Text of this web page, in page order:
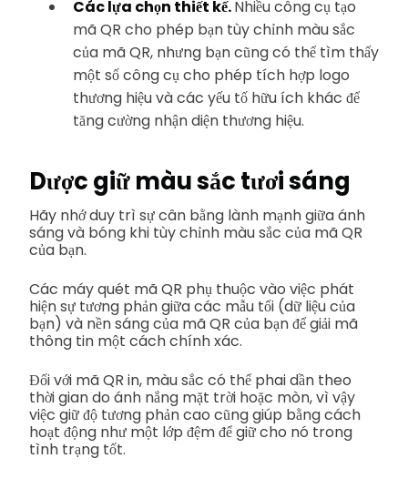
Các lựa chọn thiết kế.Nhiều công cụ tạo
mã QR cho phép bạn tùy chỉnh màu sắc
của mã QR, nhưng bạn cũng có thể tìm thấy
một số công cụ cho phép tích hợp logo
thương hiệu và các yếu tố hữu ích khác để
tăng cường nhận diện thương hiệu.
Dược giữ màu sắc tươi sáng
Hãy nhớ duy trì sự cân bằng lành mạnh giữa ánh
sáng và bóng khi tùy chỉnh màu sắc của mã QR
của bạn.
Các máy quét mã QR phụ thuộc vào việc phát
hiện sự tương phản giữa các mẫu tối (dữ liệu của
bạn) và nền sáng của mã QR của bạn để giải mã
thông tin một cách chính xác.
Đối với mã QR in, màu sắc có thể phai dần theo
thời gian do ánh nắng mặt trời hoặc mòn, vì vậy
việc giữ độ tương phản cao cũng giúp bằng cách
hoạt động như một lớp đệm để giữ cho nó trong
tình trạng tốt.